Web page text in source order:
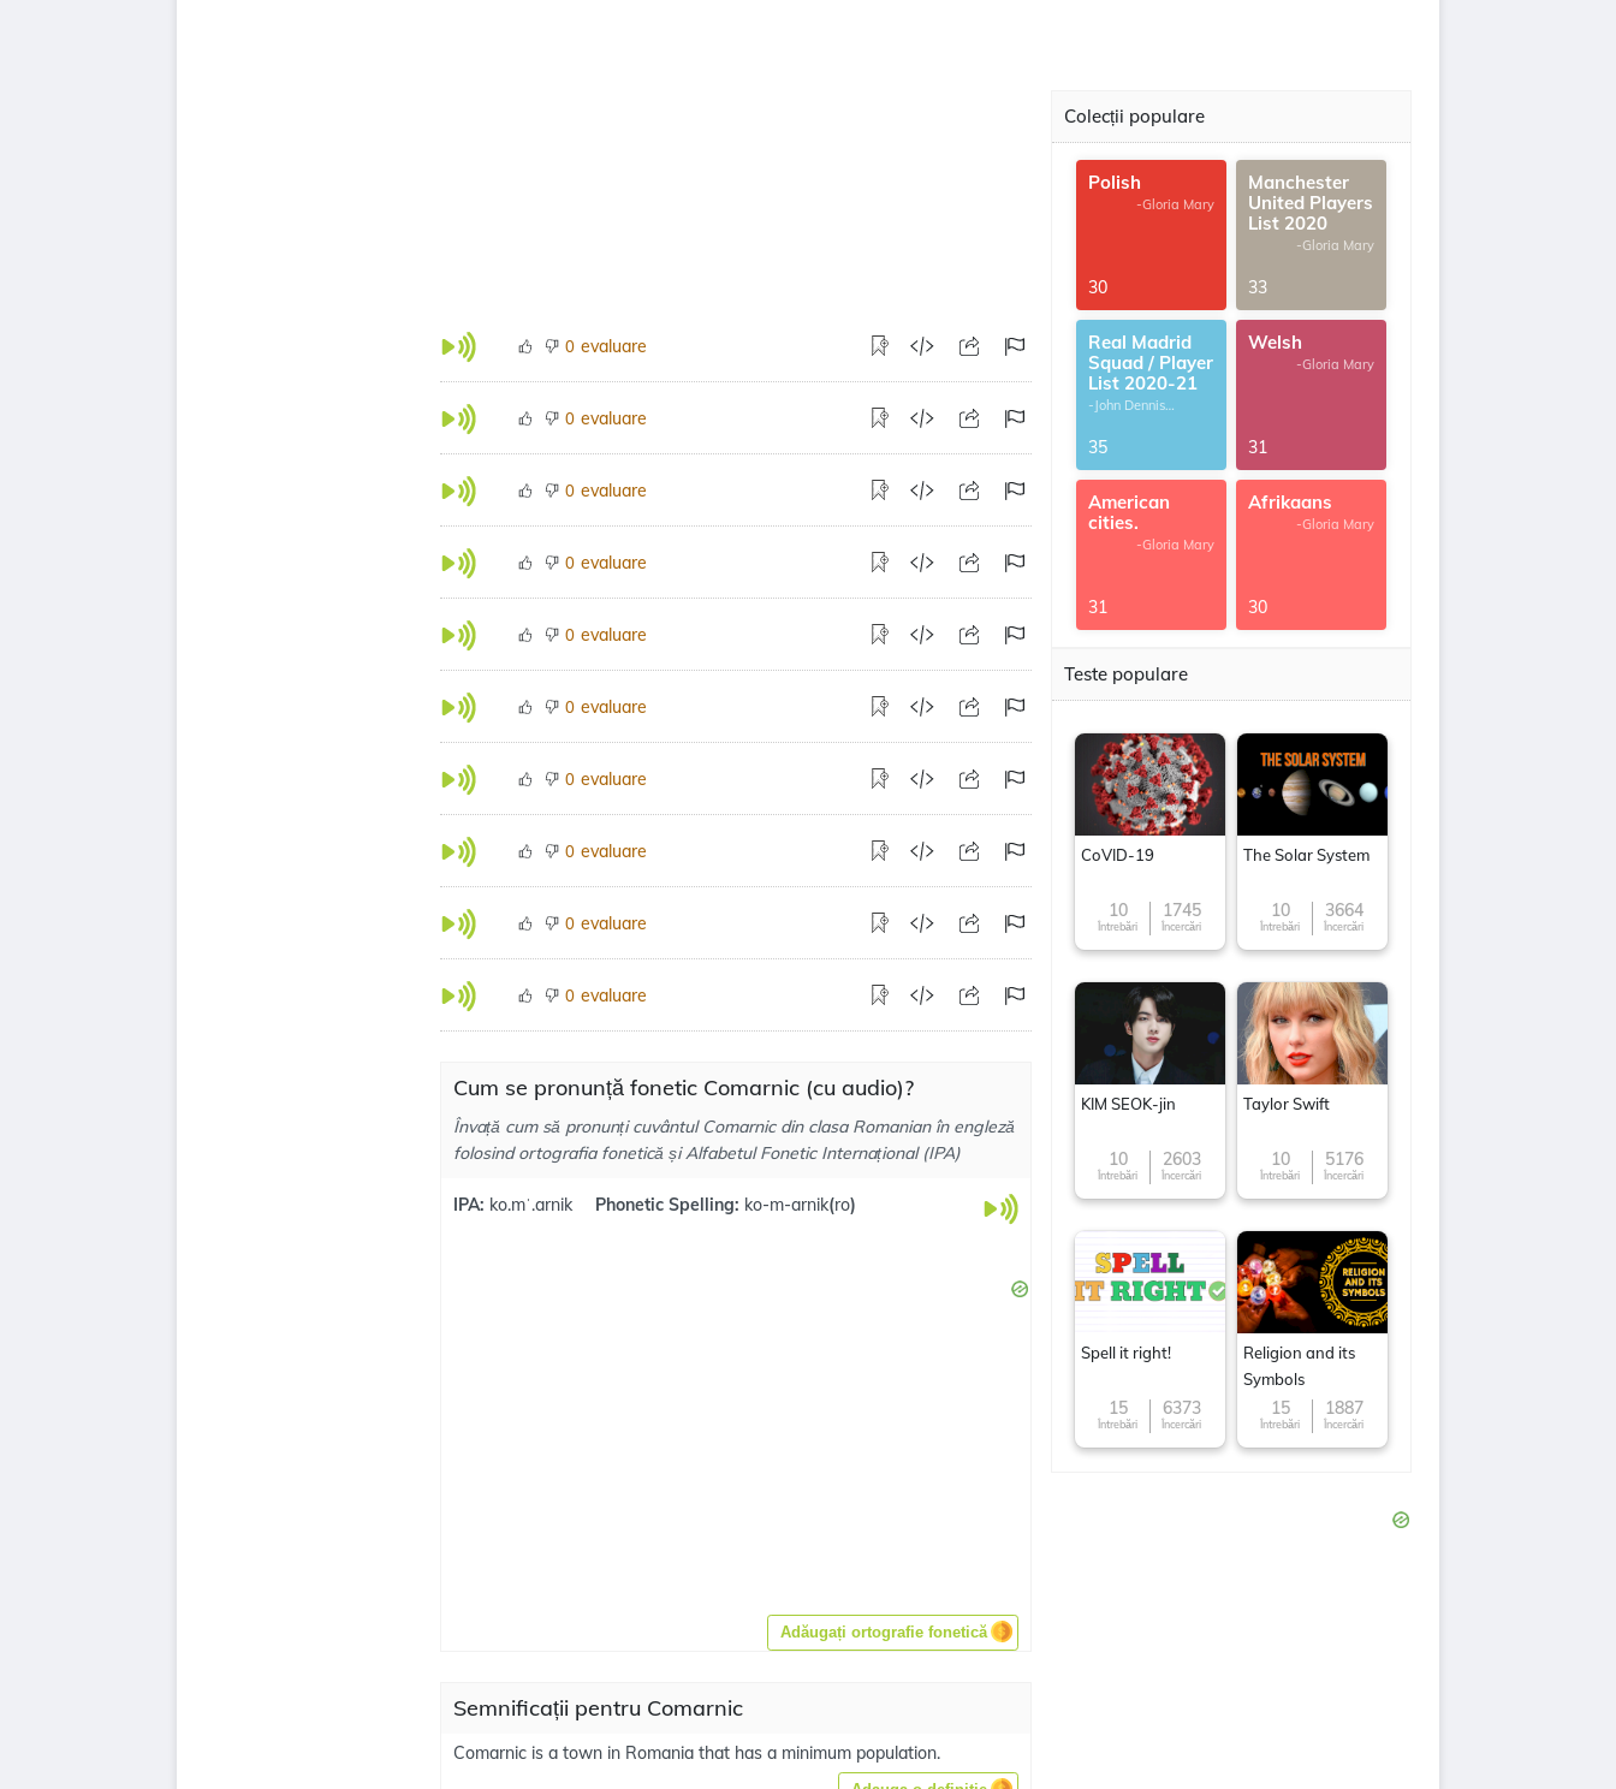
0 evaluare
0 evaluare
0 evaluare
0 evaluare
0 evaluare
0 evaluare
0 evaluare
0 evaluare
0 evaluare
0 evaluare
Cum se pronunță fonetic Comarnic (cu audio)?
Învață cum să pronunți cuvântul Comarnic din clasa Romanian în engleză
folosind ortografia fonetică și Alfabetul Fonetic Internațional (IPA)
IPA: ko.mˈ.arnik Phonetic Spelling: ko-m-arnik(ro)
Adăugați ortografie fonetică
Semnificații pentru Comarnic
Comarnic is a town in Romania that has a minimum population.
Colecții populare
Polish
-Gloria Mary
30
Manchester
United Players
List 2020
-Gloria Mary
33
Real Madrid
Squad / Player
List 2020-21
-John Dennis
35
Welsh
-Gloria Mary
31
American
cities.
-Gloria Mary
31
Afrikaans
-Gloria Mary
30
Teste populare
CoVID-19
10
Întrebări
1745
Încercări
The Solar System
10
Întrebări
3664
Încercări
KIM SEOK-jin
10
Întrebări
2603
Încercări
Taylor Swift
10
Întrebări
5176
Încercări
Spell it right!
15
Întrebări
6373
Încercări
Religion and its
Symbols
15
Întrebări
1887
Încercări